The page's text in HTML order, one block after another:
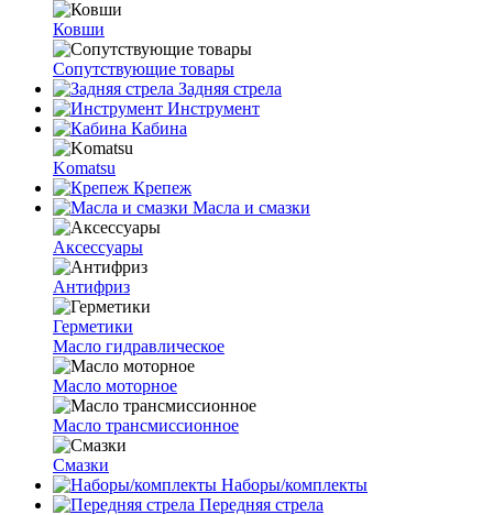
Ковши
Сопутствующие товары
Задняя стрела
Инструмент
Кабина
Komatsu
Крепеж
Масла и смазки
Аксессуары
Антифриз
Герметики
Масло гидравлическое
Масло моторное
Масло трансмиссионное
Смазки
Наборы/комплекты
Передняя стрела